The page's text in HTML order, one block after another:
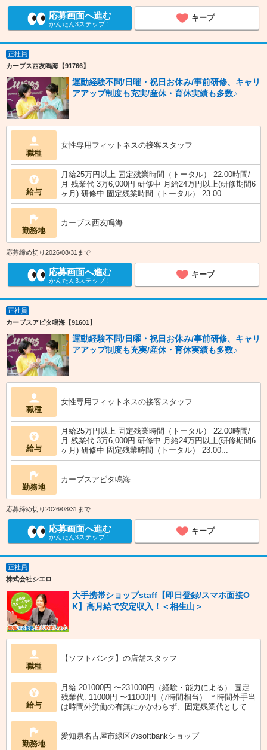
応募画面へ進む
かんたん3ステップ！
キープ
正社員
カーブス西友鳴海【91766】
運動経験不問/日曜・祝日お休み/事前研修、キャリ
アアップ制度も充実/産休・育休実績も多数♪
職種
女性専用フィットネスの接客スタッフ
給与
月給25万円以上 固定残業時間（トータル） 22.00時間/
月 残業代 3万6,000円 研修中 月給24万円以上(研修期間6
ヶ月) 研修中 固定残業時間（トータル） 23.00...
勤務地
カーブス西友鳴海
応募締め切り2026/08/31まで
応募画面へ進む
かんたん3ステップ！
キープ
正社員
カーブスアピタ鳴海【91601】
運動経験不問/日曜・祝日お休み/事前研修、キャリ
アアップ制度も充実/産休・育休実績も多数♪
職種
女性専用フィットネスの接客スタッフ
給与
月給25万円以上 固定残業時間（トータル） 22.00時間/
月 残業代 3万6,000円 研修中 月給24万円以上(研修期間6
ヶ月) 研修中 固定残業時間（トータル） 23.00...
勤務地
カーブスアピタ鳴海
応募締め切り2026/08/31まで
応募画面へ進む
かんたん3ステップ！
キープ
正社員
株式会社シエロ
大手携帯ショップstaff【即日登録/スマホ面接O
K】高月給で安定収入！＜相生山＞
職種
【ソフトバンク】の店舗スタッフ
給与
月給 201000円 〜231000円（経験・能力による） 固定
残業代: 11000円 〜11000円（7時間相当） ＊時間外手当
は時間外労働の有無にかかわらず、固定残業代として...
勤務地
愛知県名古屋市緑区のsoftbankショップ